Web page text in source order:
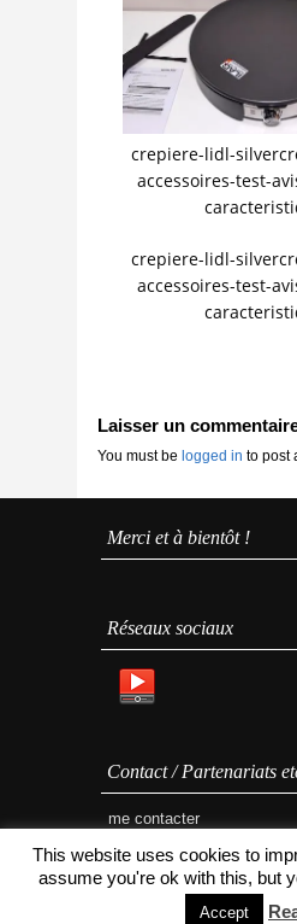
crepiere-lidl-
accessoires-test-
crepiere-lidl-
accessoires-test-
Laisser un
You must be logged in to post
Merci et à bientôt !
Réseaux sociaux
Contact / Partenariats
me contacter
Cuistovideo.fr 2020
This website uses cookies to
assume you're ok with this, but
Accept